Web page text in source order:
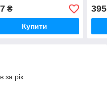
₴
Купити
395
за рік